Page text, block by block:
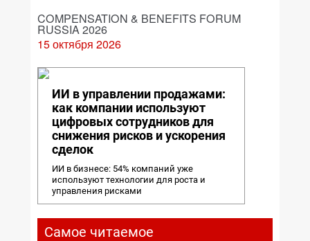
COMPENSATION & BENEFITS FORUM
RUSSIA 2026
15 октября 2026
ИИ в управлении продажами:
как компании используют
цифровых сотрудников для
снижения рисков и ускорения
сделок
ИИ в бизнесе: 54% компаний уже
используют технологии для роста и
управления рисками
Самое читаемое